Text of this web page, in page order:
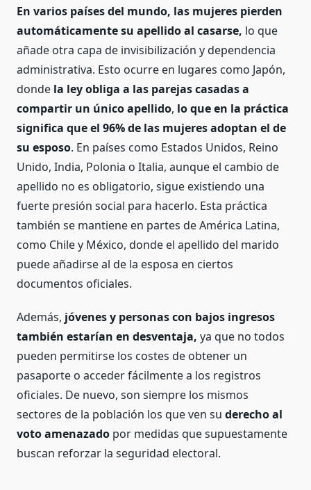
En varios países del mundo, las mujeres pierden
automáticamente su apellido al casarse, lo que
añade otra capa de invisibilización y dependencia
administrativa. Esto ocurre en lugares como Japón,
donde la ley obliga a las parejas casadas a
compartir un único apellido, lo que en la práctica
significa que el 96% de las mujeres adoptan el de
su esposo. En países como Estados Unidos, Reino
Unido, India, Polonia o Italia, aunque el cambio de
apellido no es obligatorio, sigue existiendo una
fuerte presión social para hacerlo. Esta práctica
también se mantiene en partes de América Latina,
como Chile y México, donde el apellido del marido
puede añadirse al de la esposa en ciertos
documentos oficiales.
Además, jóvenes y personas con bajos ingresos
también estarían en desventaja, ya que no todos
pueden permitirse los costes de obtener un
pasaporte o acceder fácilmente a los registros
oficiales. De nuevo, son siempre los mismos
sectores de la población los que ven su derecho al
voto amenazado por medidas que supuestamente
buscan reforzar la seguridad electoral.